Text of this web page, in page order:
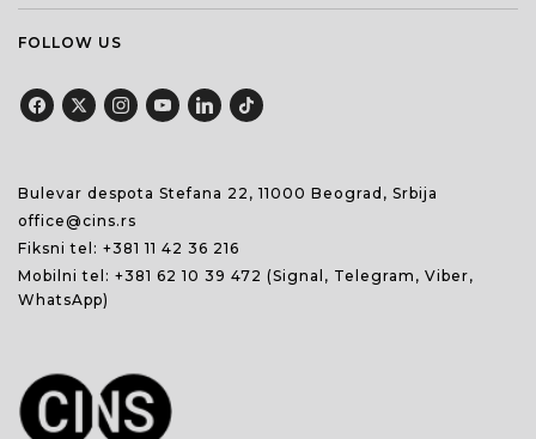
FOLLOW US
Bulevar despota Stefana 22, 11000 Beograd, Srbija
office@cins.rs
Fiksni tel: +381 11 42 36 216
Mobilni tel: +381 62 10 39 472 (Signal, Telegram, Viber,
WhatsApp)